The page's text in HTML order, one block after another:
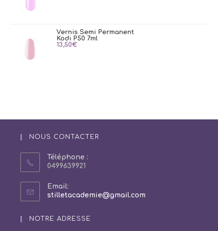
Vernis Semi Permanent
Kodi P50 7ml
13,50€
NOUS CONTACTER
Téléphone :
0499639921
Email:
stilletacademie@gmail.comS’ouvre
NOTRE ADRESSE